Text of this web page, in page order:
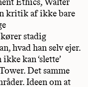
kritik af ikke bare
stadig
hvad han selv ejer.
kan ‘slette’
Det samme
Ideen om at